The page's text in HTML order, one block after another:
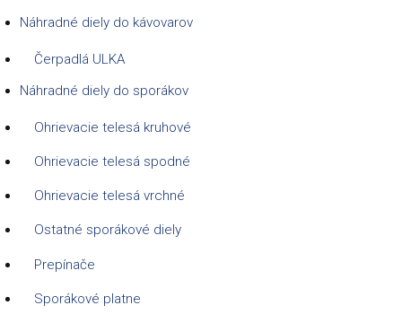
Náhradné diely do kávovarov
Čerpadlá ULKA
Náhradné diely do sporákov
Ohrievacie telesá kruhové
Ohrievacie telesá spodné
Ohrievacie telesá vrchné
Ostatné sporákové diely
Prepínače
Sporákové platne